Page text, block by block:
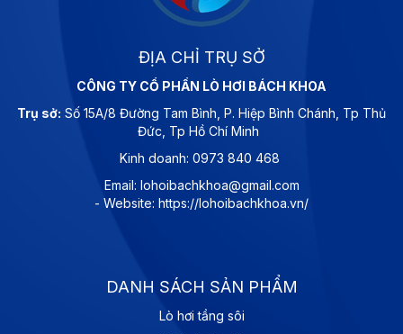
ĐỊA CHỈ TRỤ SỞ
CÔNG TY CỔ PHẦN LÒ HƠI BÁCH KHOA
Trụ sở: Số 15A/8 Đường Tam Bình, P. Hiệp Bình Chánh, Tp Thủ
Đức, Tp Hồ Chí Minh
Kinh doanh: 0973 840 468
Email: lohoibachkhoa@gmail.com
- Website: https://lohoibachkhoa.vn/
DANH SÁCH SẢN PHẨM
Lò hơi tầng sôi